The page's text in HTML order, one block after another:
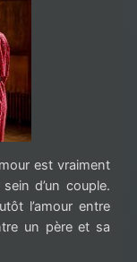
est vraiment
d’un couple.
l’amour entre
un père et sa